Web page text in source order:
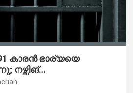
കാരൻ ഭാര്യയെ
നഴ്സിങ്
നൽകിയ വാഗ്ദാനം